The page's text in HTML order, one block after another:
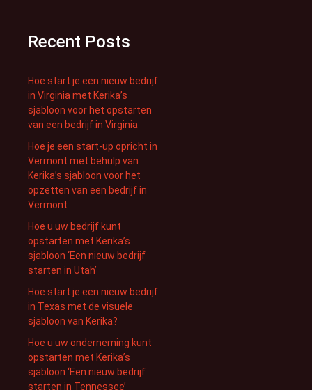
Recent Posts
Hoe start je een nieuw bedrijf
in Virginia met Kerika’s
sjabloon voor het opstarten
van een bedrijf in Virginia
Hoe je een start-up opricht in
Vermont met behulp van
Kerika’s sjabloon voor het
opzetten van een bedrijf in
Vermont
Hoe u uw bedrijf kunt
opstarten met Kerika’s
sjabloon ‘Een nieuw bedrijf
starten in Utah’
Hoe start je een nieuw bedrijf
in Texas met de visuele
sjabloon van Kerika?
Hoe u uw onderneming kunt
opstarten met Kerika’s
sjabloon ‘Een nieuw bedrijf
starten in Tennessee’